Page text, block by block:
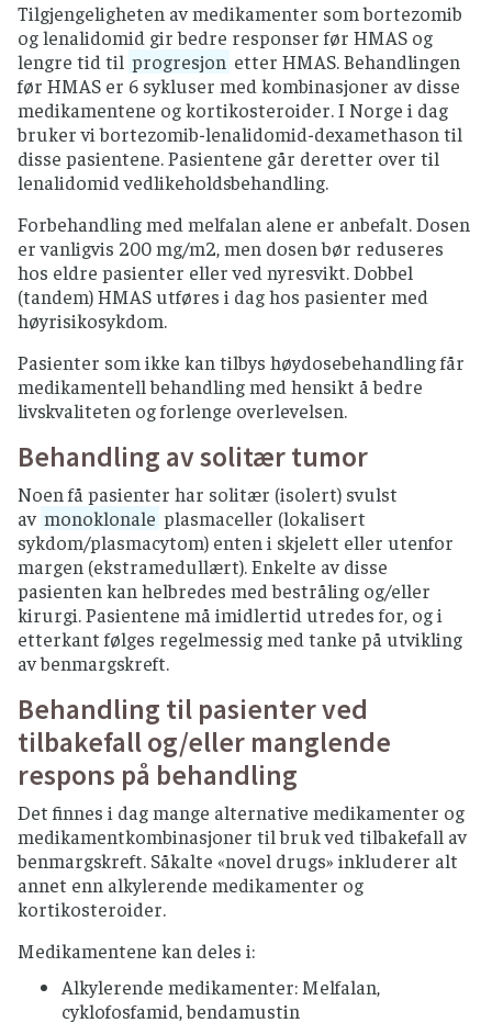
Tilgjengeligheten av medikamenter som bortezomib
og lenalidomid gir bedre responser før HMAS og
lengre tid til progresjon etter HMAS. Behandlingen
før HMAS er 6 sykluser med kombinasjoner av disse
medikamentene og kortikosteroider. I Norge i dag
bruker vi bortezomib-lenalidomid-dexamethason til
disse pasientene. Pasientene går deretter over til
lenalidomid vedlikeholdsbehandling.
Forbehandling med melfalan alene er anbefalt. Dosen
er vanligvis 200 mg/m2, men dosen bør reduseres
hos eldre pasienter eller ved nyresvikt. Dobbel
(tandem) HMAS utføres i dag hos pasienter med
høyrisikosykdom.
Pasienter som ikke kan tilbys høydosebehandling får
medikamentell behandling med hensikt å bedre
livskvaliteten og forlenge overlevelsen.
Behandling av solitær tumor
Noen få pasienter har solitær (isolert) svulst
av monoklonale plasmaceller (lokalisert
sykdom/plasmacytom) enten i skjelett eller utenfor
margen (ekstramedullært). Enkelte av disse
pasienten kan helbredes med bestråling og/eller
kirurgi. Pasientene må imidlertid utredes for, og i
etterkant følges regelmessig med tanke på utvikling
av benmargskreft.
Behandling til pasienter ved
tilbakefall og/eller manglende
respons på behandling
Det finnes i dag mange alternative medikamenter og
medikamentkombinasjoner til bruk ved tilbakefall av
benmargskreft. Såkalte «novel drugs» inkluderer alt
annet enn alkylerende medikamenter og
kortikosteroider.
Medikamentene kan deles i:
Alkylerende medikamenter: Melfalan,
cyklofosfamid, bendamustin